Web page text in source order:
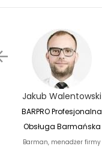
Jakub Walentowski
BARPRO Profesjonalna
Obsługa Barmańska
Barman, menadżer firmy